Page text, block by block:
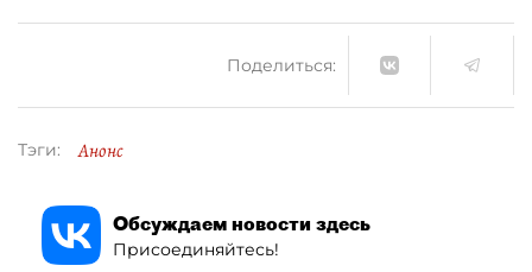
Поделиться:
Тэги: Анонс
Обсуждаем новости здесь
Присоединяйтесь!